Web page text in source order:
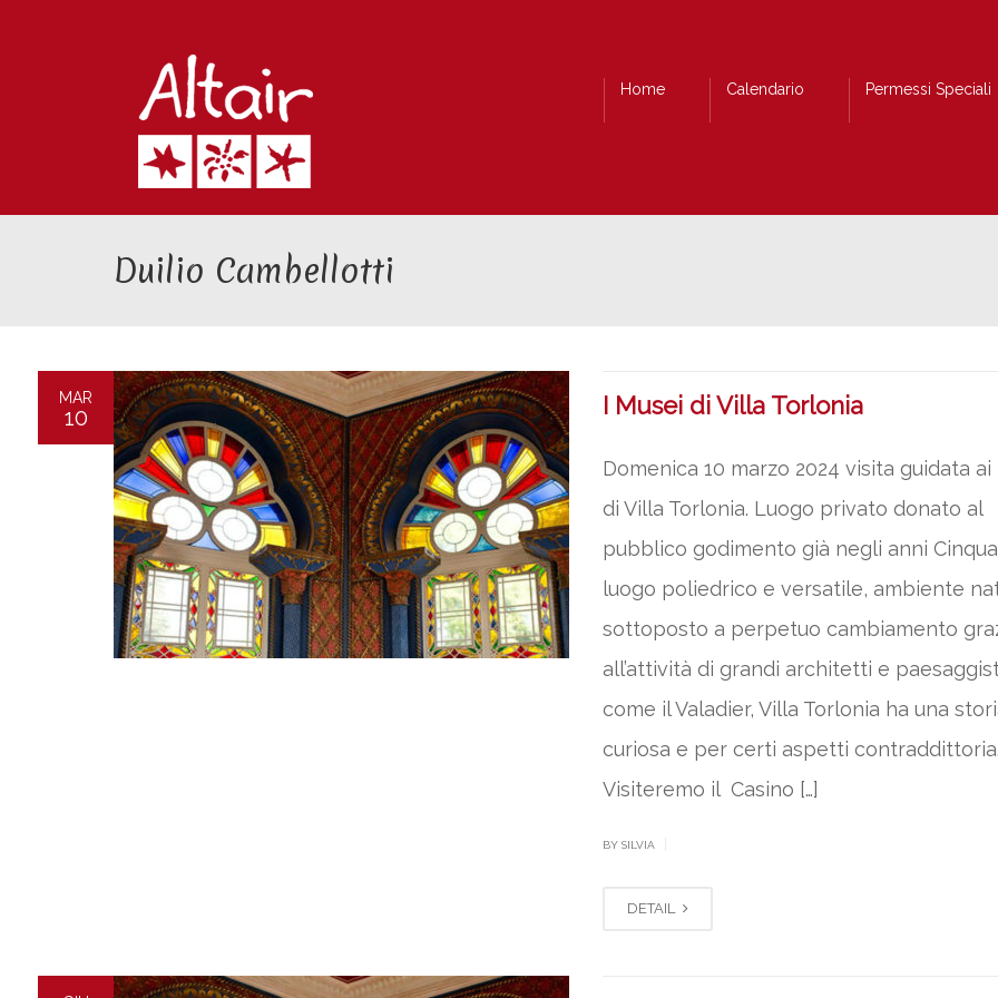
Home Calendario Permessi Speciali
Duilio Cambellotti
MAR
10 I Musei di Villa Torlonia
Domenica 10 marzo 2024 visita guidata ai
di Villa Torlonia. Luogo privato donato al
pubblico godimento già negli anni
luogo poliedrico e versatile, ambiente
sottoposto a perpetuo cambiamento
all’attività di grandi architetti e
come il Valadier, Villa Torlonia ha una
curiosa e per certi aspetti contraddittoria.
Visiteremo il Casino […]
BY SILVIA
DETAIL